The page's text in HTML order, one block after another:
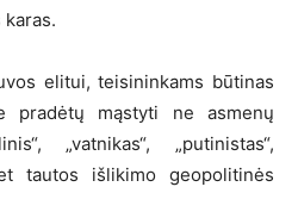
elitui, teisininkams būtinas
pradėtų mąstyti ne asmenų
„vatnikas“, „putinistas“,
tautos išlikimo geopolitinės